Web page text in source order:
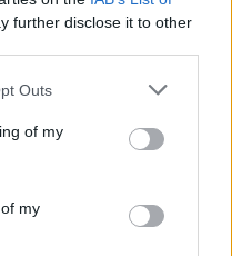
further disclose it to other
Outs
of my
my